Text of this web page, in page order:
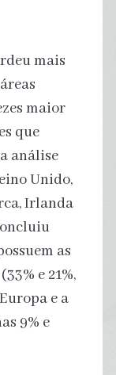
mais
maior
que
análise
Unido,
Irlanda
as
e 21%,
e a
9% e